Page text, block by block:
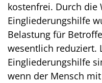
kostenfrei. Durch die
Eingliederungshilfe
Belastung für
wesentlich reduziert.
Eingliederungshilfe
wenn der Mensch